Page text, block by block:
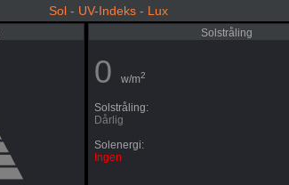
Sol - UV-Indeks - Lux
Solstråling
0 w/m2
Solstråling:
Dårlig
Solenergi:
Ingen